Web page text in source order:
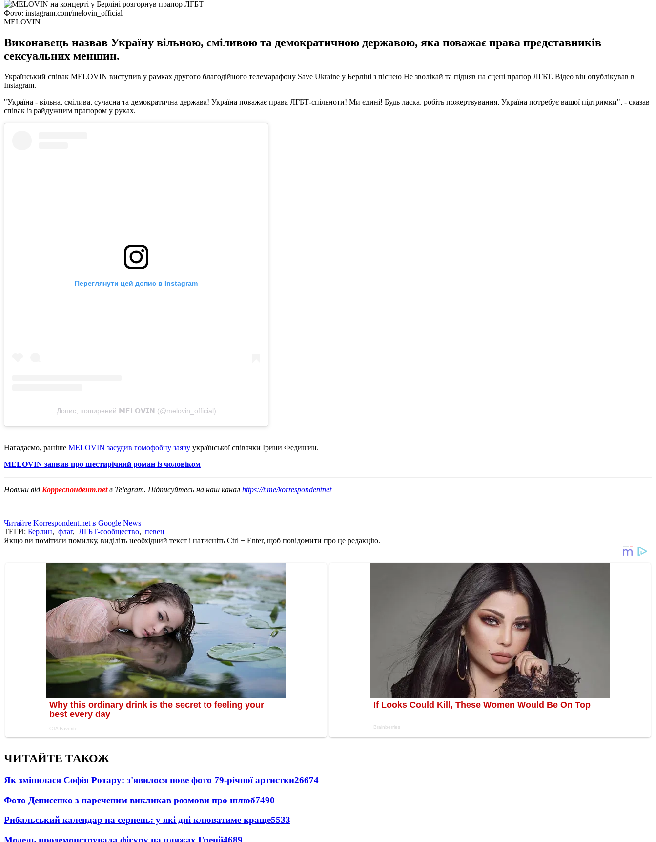
Фото: instagram.com/melovin_official
MELOVIN
Виконавець назвав Україну вільною, сміливою та демократичною державою, яка поважає права представників
сексуальних меншин.
Український співак MELOVIN виступив у рамках другого благодійного телемарафону Save Ukraine у ​​Берліні з піснею Не зволікай та підняв на сцені прапор ЛГБТ. Відео він опублікував в
Instagram.
"Україна - вільна, смілива, сучасна та демократична держава! Україна поважає права ЛГБТ-спільноти! Ми єдині! Будь ласка, робіть пожертвування, Україна потребує вашої підтримки", - сказав
співак із райдужним прапором у руках.
Переглянути цей допис в Instagram
Допис, поширений 𝗠𝗘́𝗟𝗢𝗩𝗜𝗡 (@melovin_official)
Нагадаємо, раніше MELOVIN засудив гомофобну заяву української співачки Ірини Федишин.
MELOVIN заявив про шестирічний роман із чоловіком
Новини від Корреспондент.netв Telegram. Підписуйтесь на наш канал https://t.me/korrespondentnet
Читайте Korrespondent.net в Google News
ТЕГИ: Берлин, флаг, ЛГБТ-сообщество, певец
Якщо ви помітили помилку, виділіть необхідний текст і натисніть Ctrl + Enter, щоб повідомити про це редакцію.
ЧИТАЙТЕ ТАКОЖ
Як змінилася Софія Ротару: з'явилося нове фото 79-річної артистки26674
Фото Денисенко з нареченим викликав розмови про шлюб7490
Рибальський календар на серпень: у які дні клюватиме краще5533
Модель продемонструвала фігуру на пляжах Греції4689